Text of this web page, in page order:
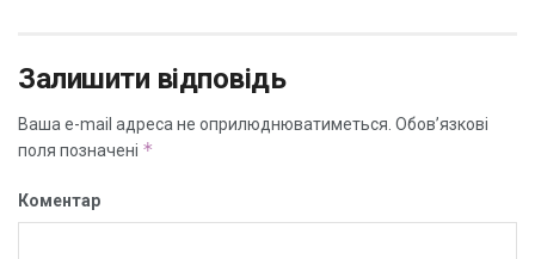
Залишити відповідь
Ваша e-mail адреса не оприлюднюватиметься. Обов’язкові
поля позначені *
Коментар